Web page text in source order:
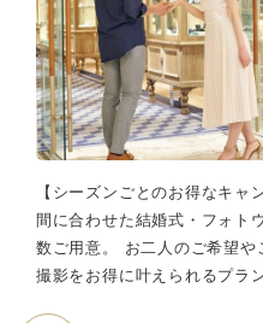
【シーズンごとのお得なキャ
間に合わせた結婚式・フォト
数ご用意。 お二人のご希望
撮影をお得に叶えられるプラ